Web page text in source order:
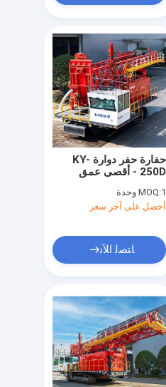
حفارة حفر دوارة KY-
250D - أقصى عمق
ديزل
MOQ:1 وحدة
أحصل على آخر سعر
ﺎﺘﺼﻟ ﺍﻶﻧ